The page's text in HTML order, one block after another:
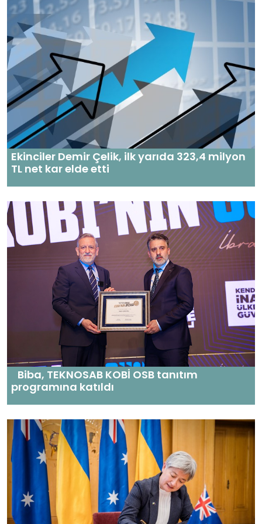
Ekinciler Demir Çelik, ilk yarıda 323,4 milyon
TL net kar elde etti
Biba, TEKNOSAB KOBİ OSB tanıtım
programına katıldı